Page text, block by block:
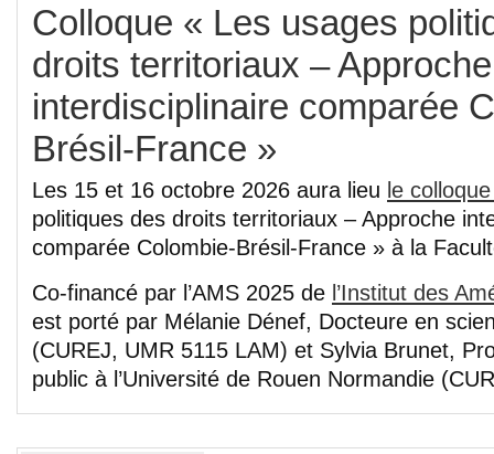
Colloque « Les usages
droits territoriaux – Approche
interdisciplinaire comparée
Brésil-France »
Les 15 et 16 octobre 2026 aura lieu le
politiques des droits territoriaux – Approche
comparée Colombie-Brésil-France » à la
Co-financé par l’AMS 2025 de l’Institut des
est porté par Mélanie Dénef, Docteure en
(CUREJ, UMR 5115 LAM) et Sylvia Brunet,
public à l’Université de Rouen Normandie